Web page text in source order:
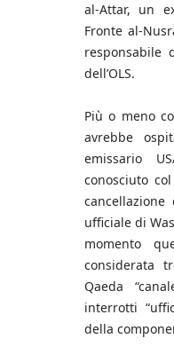
al-Attar, un
Fronte al-
responsabile
dell’OLS.
Più o meno
avrebbe
emissario
conosciuto
ufficiale di
momento
considerata
Qaeda
interrotti
della